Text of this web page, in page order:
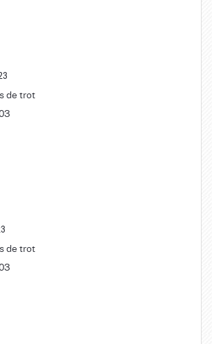
de trot
de trot